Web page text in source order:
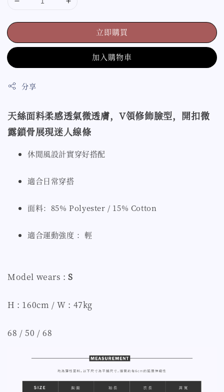
立即購買
加入購物車
分享
天絲面料柔感透氣微透膚，V領修飾臉型，開扣微
露鎖骨展現迷人線條
休閒風設計實穿好搭配
適合日常穿搭
面料：85% Polyester / 15% Cotton
適合運動強度 ：輕
Model wears :S
H : 160cm / W : 47kg
68 / 50 / 68